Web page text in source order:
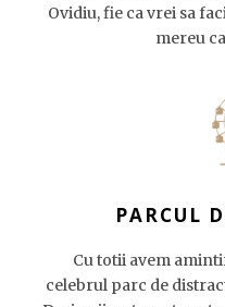
Ovidiu, fie ca vrei sa
mereu
PARCUL
Cu totii avem
celebrul parc de